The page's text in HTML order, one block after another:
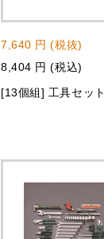
7,640 円 (税抜)
8,404 円 (税込)
[13個組] 工具セット